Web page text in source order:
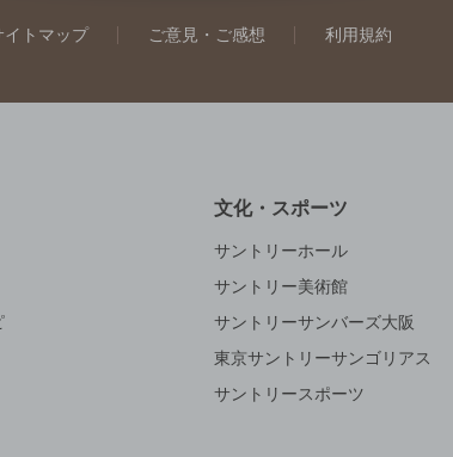
イトマップ ご意見・ご感想 利用規約
文化・スポーツ
サントリーホール
サントリー美術館
サントリーサンバーズ大阪
東京サントリーサンゴリアス
サントリースポーツ